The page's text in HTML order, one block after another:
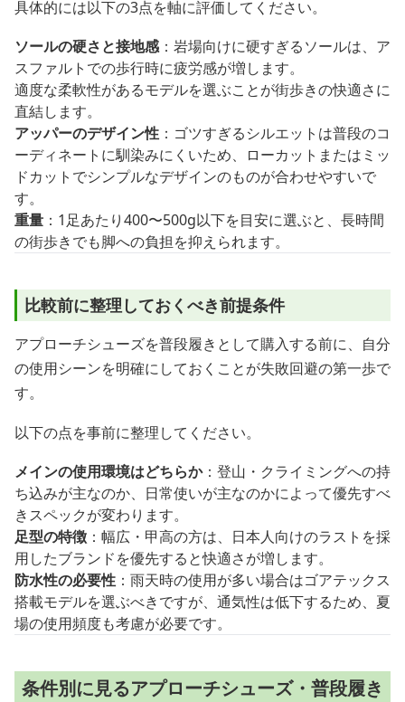
具体的には以下の3点を軸に評価してください。
ソールの硬さと接地感：岩場向けに硬すぎるソールは、ア
スファルトでの歩行時に疲労感が増します。
適度な柔軟性があるモデルを選ぶことが街歩きの快適さに
直結します。
アッパーのデザイン性 ：ゴツすぎるシルエットは普段のコ
ーディネートに馴染みにくいため、ローカットまたはミッ
ドカットでシンプルなデザインのものが合わせやすいで
す。
重量 ：1足あたり400〜500g以下を目安に選ぶと、長時間
の街歩きでも脚への負担を抑えられます。
比較前に整理しておくべき前提条件
アプローチシューズを普段履きとして購入する前に、自分
の使用シーンを明確にしておくことが失敗回避の第一歩で
す。
以下の点を事前に整理してください。
メインの使用環境はどちらか：登山・クライミングへの持
ち込みが主なのか、日常使いが主なのかによって優先すべ
きスペックが変わります。
足型の特徴 ：幅広・甲高の方は、日本人向けのラストを採
用したブランドを優先すると快適さが増します。
防水性の必要性 ：雨天時の使用が多い場合はゴアテックス
搭載モデルを選ぶべきですが、通気性は低下するため、夏
場の使用頻度も考慮が必要です。
条件別に見るアプローチシューズ・普段履き